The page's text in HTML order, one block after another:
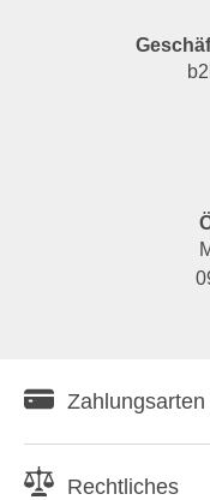
Zahlungsarten
Rechtliches